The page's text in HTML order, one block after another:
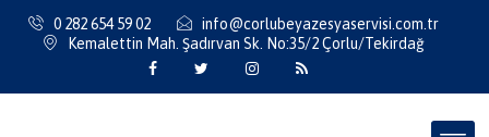
0 282 654 59 02
info@corlubeyazesyaservisi.com.tr
Kemalettin Mah. Şadırvan Sk. No:35/2 Çorlu/Tekirdağ